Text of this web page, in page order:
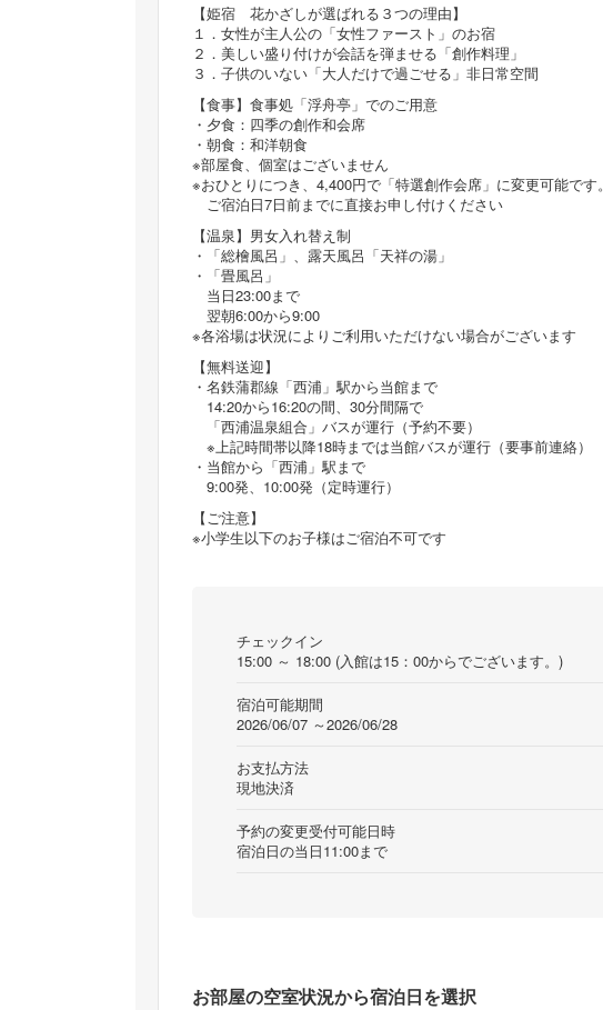
【姫宿 花かざしが選ばれる３つの理由】
１．女性が主人公の「女性ファースト」のお宿
２．美しい盛り付けが会話を弾ませる「創作料理」
３．子供のいない「大人だけで過ごせる」非日常空間
【食事】食事処「浮舟亭」でのご用意
・夕食：四季の創作和会席
・朝食：和洋朝食
※部屋食、個室はございません
※おひとりにつき、4,400円で「特選創作会席」に変更可能です。
ご宿泊日7日前までに直接お申し付けください
【温泉】男女入れ替え制
・「総檜風呂」、露天風呂「天祥の湯」
・「畳風呂」
当日23:00まで
翌朝6:00から9:00
※各浴場は状況によりご利用いただけない場合がございます
【無料送迎】
・名鉄蒲郡線「西浦」駅から当館まで
14:20から16:20の間、30分間隔で
「西浦温泉組合」バスが運行（予約不要）
※上記時間帯以降18時までは当館バスが運行（要事前連絡）
・当館から「西浦」駅まで
9:00発、10:00発（定時運行）
【ご注意】
※小学生以下のお子様はご宿泊不可です
チェックイン
15:00 ～ 18:00 (入館は15：00からでございます。)
宿泊可能期間
2026/06/07 ～2026/06/28
お支払方法
現地決済
予約の変更受付可能日時
宿泊日の当日11:00まで
お部屋の空室状況から宿泊日を選択